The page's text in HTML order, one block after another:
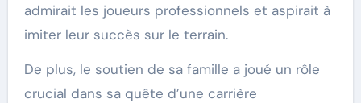
admirait les joueurs professionnels et aspirait à
imiter leur succès sur le terrain.
De plus, le soutien de sa famille a joué un rôle
crucial dans sa quête d’une carrière